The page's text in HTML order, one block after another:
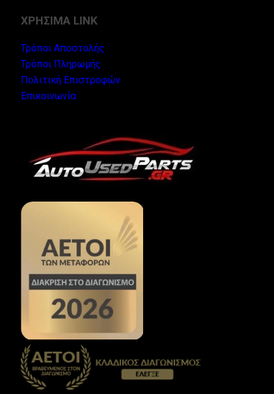
ΧΡΗΣΙΜΑ LINK
Τρόποι Αποστολής
Τρόποι Πληρωμής
Πολιτική Επιστροφών
Επικοινωνία